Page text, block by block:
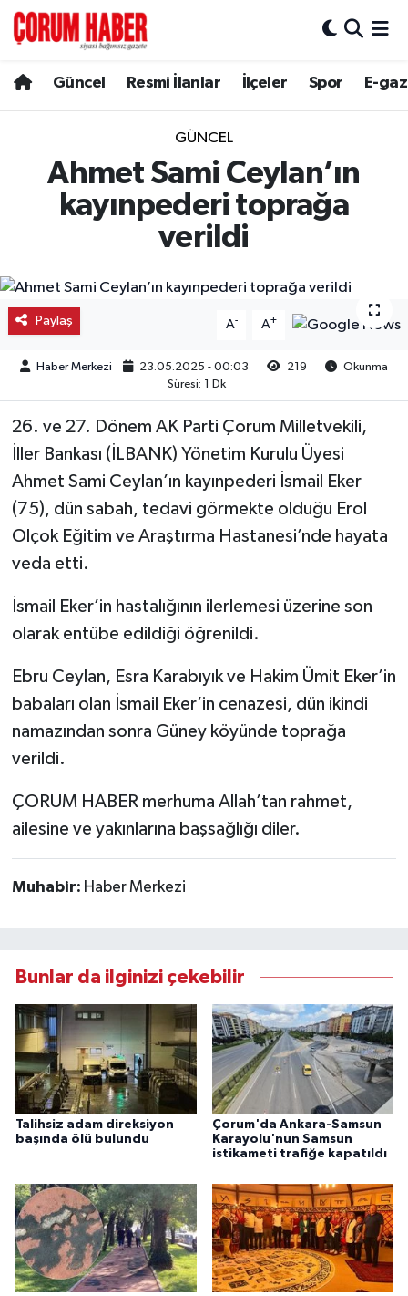
Güncel Resmi İlanlar İlçeler Spor E-
GÜNCEL
Ahmet Sami Ceylan’ın
kayınpederi toprağa
verildi
Paylaş A- A+
Haber Merkezi 23.05.2025 - 00:03 219
Okunma
Süresi: 1 Dk
26. ve 27. Dönem AK Parti Çorum Milletvekili,
İller Bankası (İLBANK) Yönetim Kurulu Üyesi
Ahmet Sami Ceylan’ın kayınpederi İsmail Eker
(75), dün sabah, tedavi görmekte olduğu Erol
Olçok Eğitim ve Araştırma Hastanesi’nde hayata
veda etti.
İsmail Eker’in hastalığının ilerlemesi üzerine son
olarak entübe edildiği öğrenildi.
Ebru Ceylan, Esra Karabıyık ve Hakim Ümit Eker’in
babaları olan İsmail Eker’in cenazesi, dün ikindi
namazından sonra Güney köyünde toprağa
verildi.
ÇORUM HABER merhuma Allah’tan rahmet,
ailesine ve yakınlarına başsağlığı diler.
Muhabir: Haber Merkezi
Bunlar da ilginizi çekebilir
Talihsiz adam direksiyon
başında ölü bulundu
Çorum'da Ankara-Samsun
Karayolu'nun Samsun
istikameti trafiğe kapatıldı
Spor
Resmi İlanlar
Alaca
Laçin
Mecitözü
Ortaköy
Osmancık
Uğurludağ
Hava Durumu
Çorum Namaz Vakitleri
Trafik Durumu